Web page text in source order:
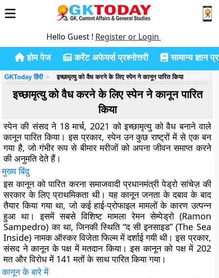
Hello Guest ! Register or Login
होम पेज करेंट अफेयर्स प्रश्नोत्तरी सामान्य ज्ञान
GKToday हिंदी इच्छामृत्यु को वैध करने के लिए स्पेन ने कानून पारित किया
इच्छामृत्यु को वैध करने के लिए स्पेन ने कानून पारित
किया
स्पेन की संसद ने 18 मार्च, 2021 को इच्छामृत्यु को वैध बनाने वाले
कानून पारित किया। इस प्रकार, स्पेन उन कुछ राष्ट्रों में से एक बन
गया है, जो गंभीर रूप से बीमार मरीजों को अपना जीवन समाप्त करने
की अनुमति देते हैं।
मुख्य बिंदु
इस कानून को पारित करना समाजवादी प्रधानमंत्री पेड्रो सांचेज़ की
सरकार के लिए प्राथमिकता थी। यह कानून जनता के दबाव के बाद
तैयार किया गया था, जो कई हाई-प्रोफाइल मामलों के कारण उत्पन्न
हुआ था। इसमें सबसे विशिष्ट मामला रेमन सेम्पेड्रो (Ramon
Sampedro) का था, जिनकी स्थिति “द सी इनसाइड” (The Sea
Inside) नामक ऑस्कर विजेता फिल्म में दर्शाई गयी थी। इस प्रकार,
संसद ने कानून के पक्ष में मतदान किया। इस कानून को पक्ष में 202
मत और विरोध में 141 मतों के साथ पारित किया गया।
कानून के बारे में